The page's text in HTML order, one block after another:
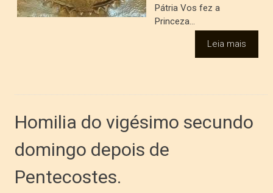
Pátria Vos fez a
Princeza...
Leia mais
Homilia do vigésimo secundo
domingo depois de
Pentecostes.